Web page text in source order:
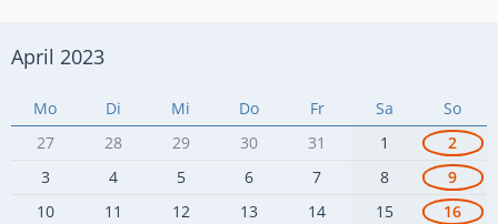
April 2023
Mo Di Mi Do Fr Sa
So
27
28 29 30 31 1
2
3
4 5 6 7 8
9
10
11 12 13 14 15
16